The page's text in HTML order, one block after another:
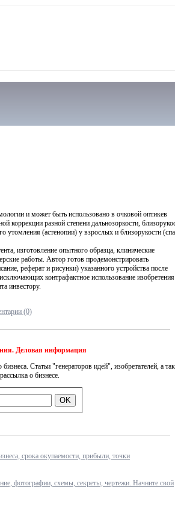
и может быть использовано в очковой оптикев
коррекции разной степени дальнозоркости,
утомления (астенопии) у взрослых и близорукости
изготовление опытного образца, клинические
работы. Автор готов продемонстрировать
реферат и рисунки) указанного устройства после
контрафактное использование
инвестору.
(0)
Деловая информация
Статьи "генераторов идей", изобретателей, а
о бизнесе.
срока окупаемости, прибыли, точки
фотографии, схемы, секреты, чертежи. Начните свой